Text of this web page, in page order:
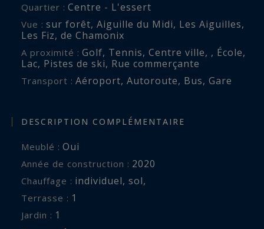
minutes, le lac des Chavants à 8 minutes et le
centre de Chamonix à 15 minutes en voiture.
Pour plus de renseignements, veuillez contacter
Joanna Jurgielewicz chez Chamonix Sotheby's
Les informations sur les risques auxquels ce
bien est exposé sont disponibles sur :
www.georisques.gouv.fr
Quartier : Centre - L'essert
Vue : sur forêt, Aiguille du Midi, Les Aiguilles,
Les Fiz, de Chamonix
A proximité : Golf, Tennis, Centre ville, , École,
Lac, Pistes de ski, Rue commerçante
Transport : Aéroport, Autoroute, Bus, Gare
DESCRIPTION COMPLÉMENTAIRE
Meublé : Oui
Année de construction : 2020
Chauffage : individuel, sol,
terrasse : 1
jardin : 1